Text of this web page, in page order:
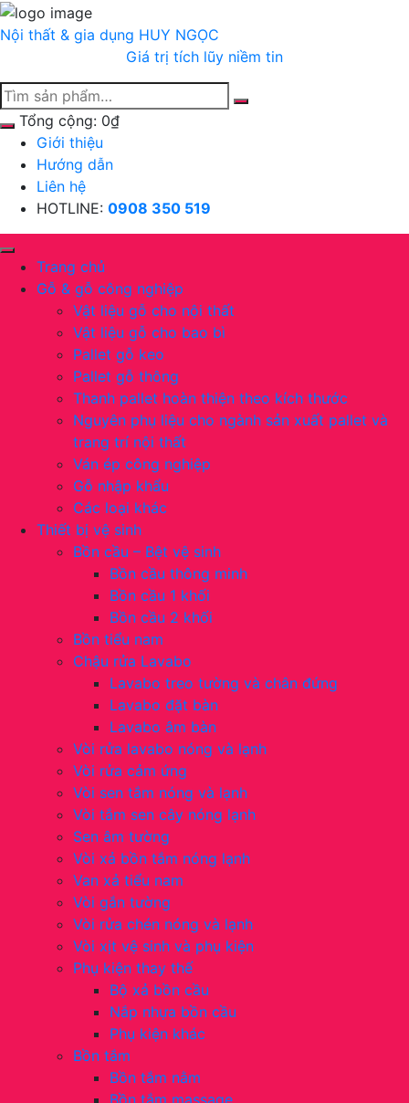
Chuyển
tới
Nội thất & gia dụng HUY NGỌC
Giá trị tích lũy niềm tin
Tổng cộng: 0₫
Giới thiệu
Hướng dẫn
Liên hệ
HOTLINE: 0908 350 519
Trang chủ
Gỗ & gỗ công nghiệp
Vật liệu gỗ cho nội thất
Vật liệu gỗ cho bao bì
Pallet gỗ keo
Pallet gỗ thông
Thanh pallet hoàn thiện theo kích thước
Nguyên phụ liệu cho ngành sản xuất pallet và
trang trí nội thất
Ván ép công nghiệp
Gỗ nhập khẩu
Các loại khác
Thiết bị vệ sinh
Bồn cầu – Bệt vệ sinh
Bồn cầu thông minh
Bồn cầu 1 khối
Bồn cầu 2 khối
Bồn tiểu nam
Chậu rửa Lavabo
Lavabo treo tường và chân đứng
Lavabo đặt bàn
Lavabo âm bàn
Vòi rửa lavabo nóng và lạnh
Vòi rửa cảm ứng
Vòi sen tắm nóng và lạnh
Vòi tắm sen cây nóng lạnh
Sen âm tường
Vòi xả bồn tắm nóng lạnh
Van xả tiểu nam
Vòi gắn tường
Vòi rửa chén nóng và lạnh
Vòi xịt vệ sinh và phụ kiện
Phụ kiện thay thế
Bộ xả bồn cầu
Nắp nhựa bồn cầu
Phụ kiện khác
Bồn tắm
Bồn tắm nằm
Bồn tắm massage